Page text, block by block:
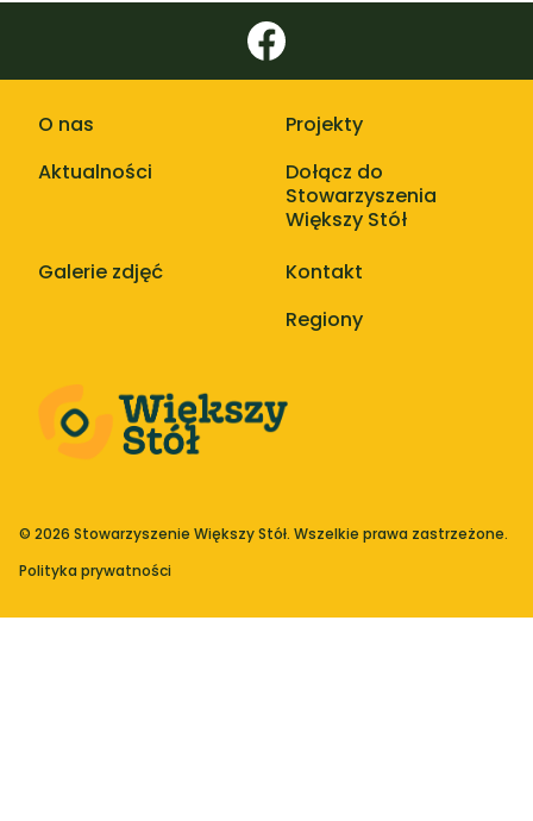
O nas
Aktualności
Projekty
Dołącz do
Stowarzyszenia
Większy Stół
Galerie zdjęć
Kontakt
Regiony
© 2026 Stowarzyszenie Większy Stół. Wszelkie prawa zastrzeżone.
Polityka prywatności